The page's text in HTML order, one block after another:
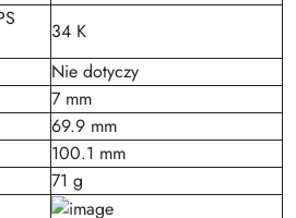
34 K
Nie dotyczy
7 mm
69.9 mm
100.1 mm
71 g